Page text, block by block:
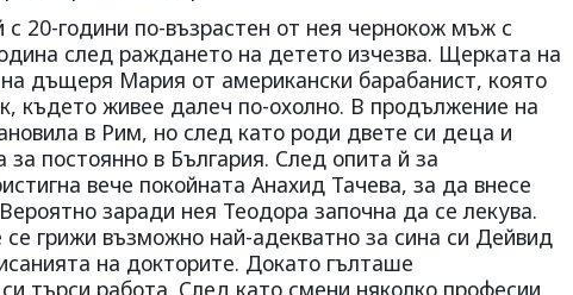
20-години по-възрастен от нея чернокож мъж с
след раждането на детето изчезва. Щерката на
дъщеря Мария от американски барабанист, която
където живее далеч по-охолно. В продължение на
в Рим, но след като роди двете си деца и
за постоянно в България. След опита й за
вече покойната Анахид Тачева, за да внесе
заради нея Теодора започна да се лекува.
грижи възможно най-адекватно за сина си Дейвид
на докторите. Докато гълташе